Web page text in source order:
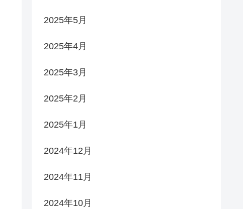
2025年5月
2025年4月
2025年3月
2025年2月
2025年1月
2024年12月
2024年11月
2024年10月